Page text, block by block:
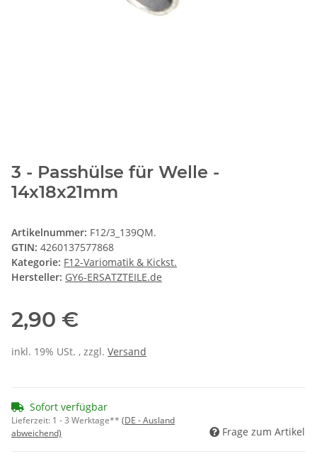
3 - Passhülse für Welle -
14x18x21mm
Artikelnummer: F12/3_139QM.
GTIN: 4260137577868
Kategorie: F12-Variomatik & Kickst.
Hersteller: GY6-ERSATZTEILE.de
2,90 €
inkl. 19% USt. , zzgl. Versand
Sofort verfügbar
Lieferzeit: 1 - 3 Werktage** (DE - Ausland
abweichend)
Frage zum Artikel